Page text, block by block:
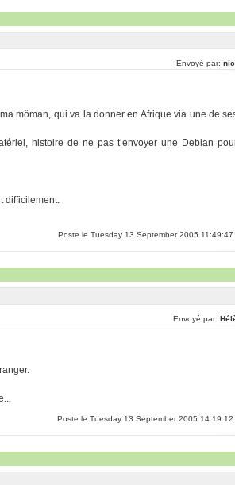
Envoyé par:
môman, qui va la donner en Afrique via une de
histoire de ne pas t’envoyer une Debian
difficilement.
Poste le Tuesday 13 September 2005 11:49:47
Envoyé par:
Poste le Tuesday 13 September 2005 14:19:12